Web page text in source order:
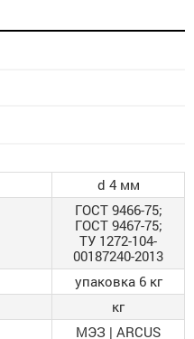
d 4 мм
ГОСТ 9466-75;
ГОСТ 9467-75;
ТУ 1272-104-
00187240-2013
упаковка 6 кг
кг
МЭЗ | ARCUS